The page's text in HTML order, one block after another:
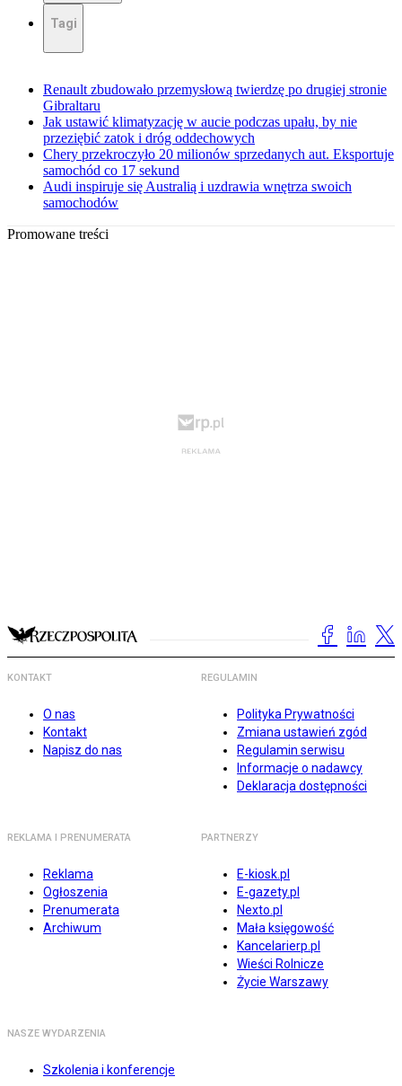
Tagi
Renault zbudowało przemysłową twierdzę po drugiej stronie
Gibraltaru
Jak ustawić klimatyzację w aucie podczas upału, by nie
przeziębić zatok i dróg oddechowych
Chery przekroczyło 20 milionów sprzedanych aut. Eksportuje
samochód co 17 sekund
Audi inspiruje się Australią i uzdrawia wnętrza swoich
samochodów
Promowane treści
KONTAKT
O nas
Kontakt
Napisz do nas
REGULAMIN
Polityka Prywatności
Zmiana ustawień zgód
Regulamin serwisu
Informacje o nadawcy
Deklaracja dostępności
REKLAMA I PRENUMERATA
Reklama
Ogłoszenia
Prenumerata
Archiwum
PARTNERZY
E-kiosk.pl
E-gazety.pl
Nexto.pl
Mała księgowość
Kancelarierp.pl
Wieści Rolnicze
Życie Warszawy
NASZE WYDARZENIA
Szkolenia i konferencje